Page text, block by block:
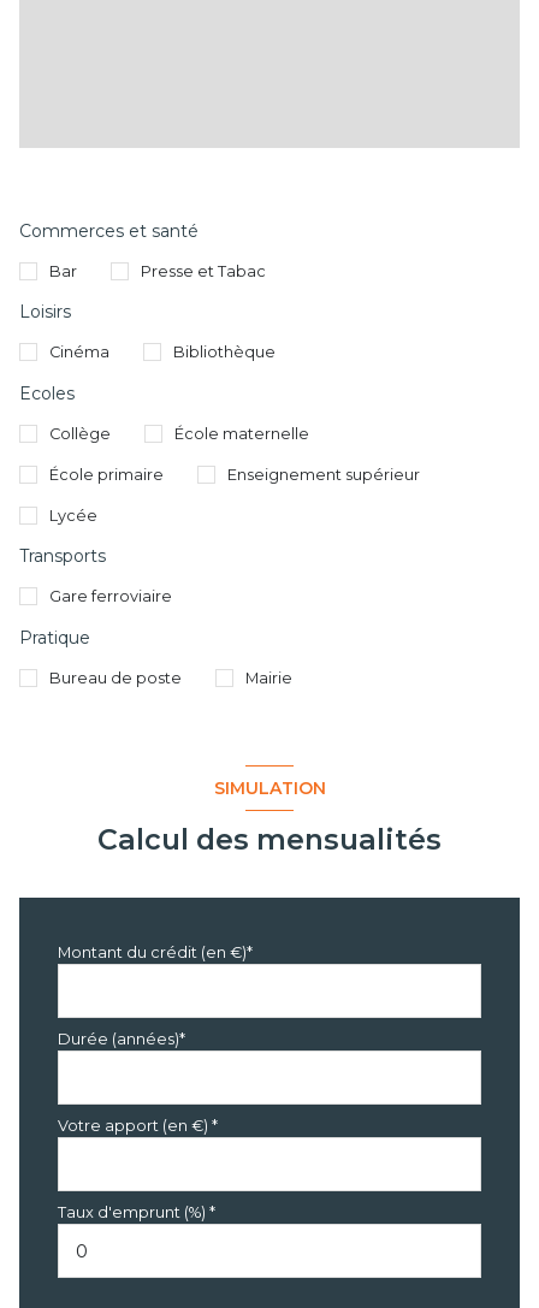
Commerces et santé
Bar Presse et Tabac
Loisirs
Cinéma Bibliothèque
Ecoles
Collège École maternelle
École primaire Enseignement supérieur
Lycée
Transports
Gare ferroviaire
Pratique
Bureau de poste Mairie
SIMULATION
Calcul des mensualités
Montant du crédit (en €)*
Durée (années)*
Votre apport (en €) *
Taux d'emprunt (%) *